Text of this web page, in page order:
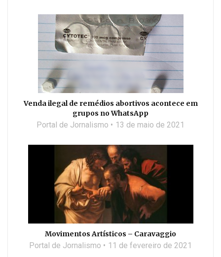
Venda ilegal de remédios abortivos acontece em
grupos no WhatsApp
Portal de Jornalismo 13 de maio de 2021
Movimentos Artísticos – Caravaggio
Portal de Jornalismo 11 de fevereiro de 2021